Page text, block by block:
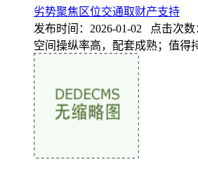
劣势聚焦区位交通取财产支持
发布时间：2026-01-02 点击次数
空间操纵率高，配套成熟；值得